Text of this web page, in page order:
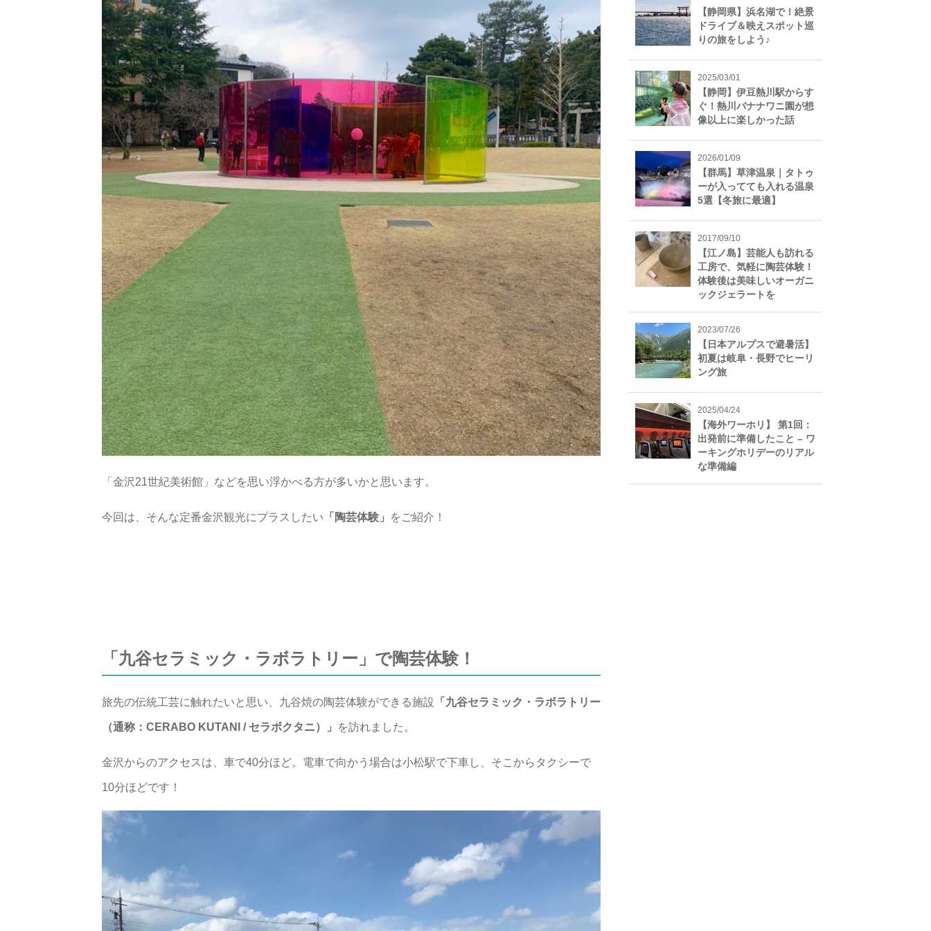
「金沢21世紀美術館」などを思い浮かべる方が多いかと思います。
今回は、そんな定番金沢観光にプラスしたい 「陶芸体験」 をご紹介！
「九谷セラミック・ラボラトリー」で陶芸体験！
旅先の伝統工芸に触れたいと思い、九谷焼の陶芸体験ができる施設 「九谷セラミック・ラボラトリー
（通称：CERABO KUTANI / セラボクタニ）」 を訪れました。
金沢からのアクセスは、車で40分ほど。電車で向かう場合は小松駅で下車し、そこからタクシーで
10分ほどです！
【静岡県】浜名湖で！絶景
ドライブ＆映えスポット巡
りの旅をしよう♪
2025/03/01
【静岡】伊豆熱川駅からす
ぐ！熱川バナナワニ園が想
像以上に楽しかった話
2026/01/09
【群馬】草津温泉｜タトゥ
ーが入ってても入れる温泉
5選【冬旅に最適】
2017/09/10
【江ノ島】芸能人も訪れる
工房で、気軽に陶芸体験！
体験後は美味しいオーガニ
ックジェラートを
2023/07/26
【日本アルプスで避暑活】
初夏は岐阜・長野でヒーリ
ング旅
2025/04/24
【海外ワーホリ】 第1回：
出発前に準備したこと – ワ
ーキングホリデーのリアル
な準備編